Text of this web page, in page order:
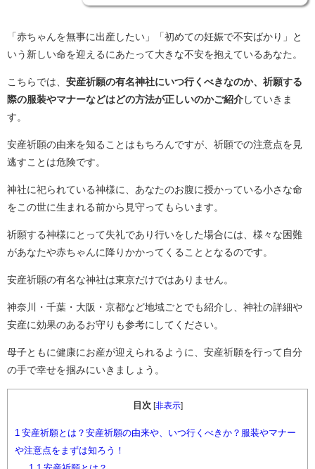
「赤ちゃんを無事に出産したい」「初めての妊娠で不安ばかり」と
いう新しい命を迎えるにあたって大きな不安を抱えているあなた。
こちらでは、 安産祈願の有名神社にいつ行くべきなのか、祈願する
際の服装やマナーなどはどの方法が正しいのかご紹介 していきま
す。
安産祈願の由来を知ることはもちろんですが、祈願での注意点を見
逃すことは危険です。
神社に祀られている神様に、あなたのお腹に授かっている小さな命
をこの世に生まれる前から見守ってもらいます。
祈願する神様にとって失礼であり行いをした場合には、様々な困難
があなたや赤ちゃんに降りかかってくることとなるのです。
安産祈願の有名な神社は東京だけではありません。
神奈川・千葉・大阪・京都など地域ごとでも紹介し、神社の詳細や
安産に効果のあるお守りも参考にしてください。
母子ともに健康にお産が迎えられるように、安産祈願を行って自分
の手で幸せを掴みにいきましょう。
目次 [非表示]
1 安産祈願とは？安産祈願の由来や、いつ行くべきか？服装やマナー
や注意点をまずは知ろう！